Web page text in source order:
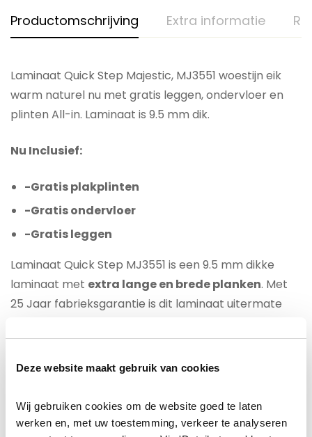
Deze website maakt gebruik van cookies
Wij gebruiken cookies om de website goed te laten
werken en, met uw toestemming, verkeer te analyseren
Productomschrijving Extra informatie
Laminaat Quick Step Majestic, MJ3551 woestijn eik
warm naturel nu met gratis leggen, ondervloer en
plinten All-in. Laminaat is 9.5 mm dik.
Nu Inclusief:
-Gratis plakplinten
-Gratis ondervloer
-Gratis leggen
Laminaat Quick Step MJ3551 is een 9.5 mm dikke
laminaat met extra lange en brede planken. Met
25 Jaar fabrieksgarantie is dit laminaat uitermate
Dankzij een unieke waterafstotende ”hydroseal”
Coating oogt de laminaatvloer niet alleen mooi,
Laminaat ALL-IN: